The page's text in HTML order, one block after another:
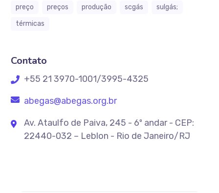
preço
preços produção scgás
sulgás;
térmicas
Contato
+55 21 3970-1001/3995-4325
abegas@abegas.org.br
Av. Ataulfo de Paiva, 245 - 6º andar - CEP:
22440-032 – Leblon - Rio de Janeiro/RJ